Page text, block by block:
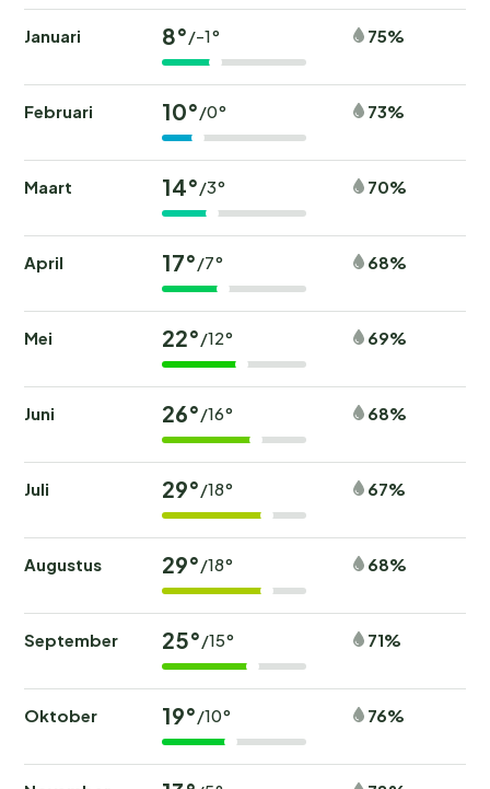
Januari 8°/-1° 75%
Februari 10°/0° 73%
Maart 14°/3° 70%
April 17°/7° 68%
Mei 22°/12° 69%
Juni 26°/16° 68%
Juli 29°/18° 67%
Augustus 29°/18° 68%
September 25°/15° 71%
Oktober 19°/10° 76%